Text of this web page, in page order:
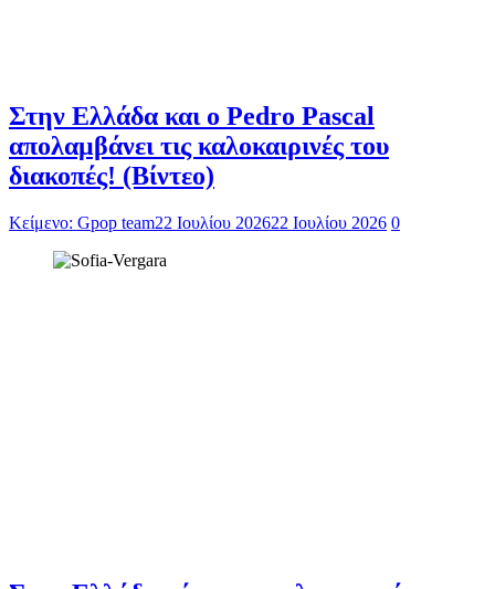
Στην Ελλάδα και ο Pedro Pascal
απολαμβάνει τις καλοκαιρινές του
διακοπές! (Βίντεο)
Κείμενο: Gpop team22 Ιουλίου 202622 Ιουλίου 2026 0